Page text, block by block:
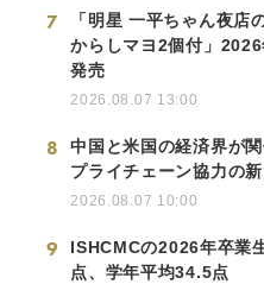
7
「明星 一平ちゃん夜店
からしマヨ2個付」
発売
2026.08.07 13:00
8
中国と米国の経済界が
プライチェーン協力の
2026.08.07 10:00
9
ISHCMCの2026年卒業
点、学年平均34.5点